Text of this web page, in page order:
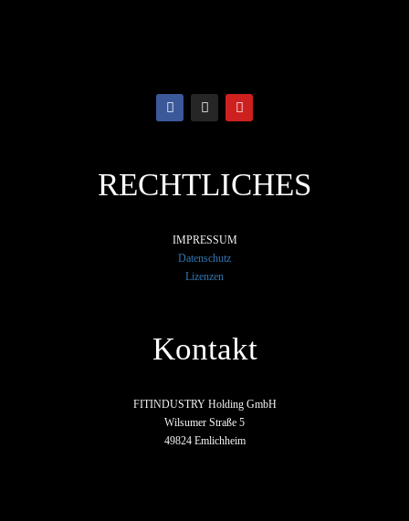
RECHTLICHES
IMPRESSUM
Datenschutz
Lizenzen
Kontakt
FITINDUSTRY Holding GmbH
Wilsumer Straße 5
49824 Emlichheim